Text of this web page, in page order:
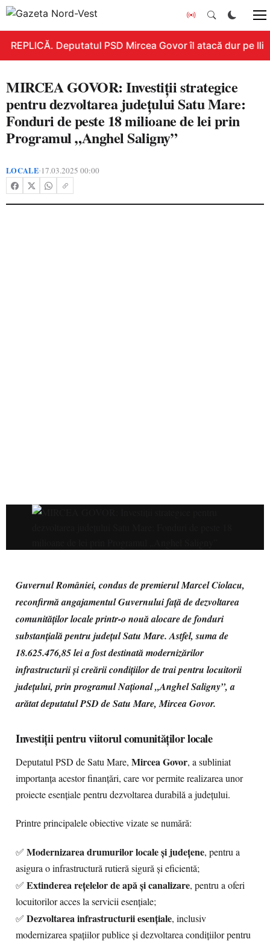
REPLICĂ. Deputatul PSD Mircea Govor îl atacă dur pe
MIRCEA GOVOR: Investiții strategice
pentru dezvoltarea județului Satu Mare:
Fonduri de peste 18 milioane de lei prin
Programul „Anghel Saligny”
LOCALE•17.03.2025 00:00
Guvernul României, condus de premierul Marcel Ciolacu,
reconfirmă angajamentul Guvernului față de dezvoltarea
comunităților locale printr-o nouă alocare de fonduri
substanțială pentru județul Satu Mare. Astfel, suma de
18.625.476,85 lei a fost destinată modernizărilor
infrastructurii și creării condițiilor de trai pentru locuitorii
județului, prin programul Național „Anghel Saligny”, a
arătat deputatul PSD de Satu Mare, Mircea Govor.
Investiții pentru viitorul comunităților locale
Deputatul PSD de Satu Mare, Mircea Govor, a subliniat
importanța acestor finanțări, care vor permite realizarea unor
proiecte esențiale pentru dezvoltarea durabilă a județului.
Printre principalele obiective vizate se numără:
✅ Modernizarea drumurilor locale și județene, pentru a
asigura o infrastructură rutieră sigură și eficientă;
✅ Extinderea rețelelor de apă și canalizare, pentru a oferi
locuitorilor acces la servicii esențiale;
✅ Dezvoltarea infrastructurii esențiale, inclusiv
modernizarea spațiilor publice și dezvoltarea condițiilor pentru